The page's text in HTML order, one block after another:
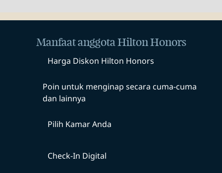
Manfaat anggota Hilton Honors
Harga Diskon Hilton Honors
Poin untuk menginap secara cuma-cuma
dan lainnya
Pilih Kamar Anda
Check-In Digital